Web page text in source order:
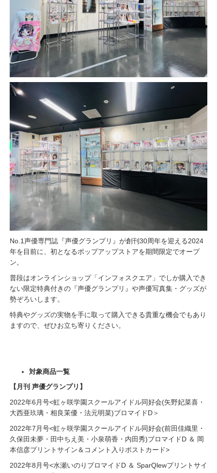
No.1声優専⾨誌『声優グランプリ』が創刊30周年を迎える2024
年を⽬前に、初となるポップアップストアを期間限定でオープ
ン。
普段はオンラインショップ「インフォスクエア」でしか購⼊でき
ない限定特典付きの『声優グランプリ』や声優写真集・グッズが
勢ぞろいします。
特典やグッズの実物を⼿に取って購⼊できる貴重な機会でもあり
ますので、ぜひお⽴ち寄りください。
対象商品一覧
【月刊 声優グランプリ】
2022年6月号<虹ヶ咲学園スクールアイドル同好会(矢野妃菜喜・
大西亜玖璃・相良茉優・法元明菜)ブロマイドD＞
2022年7月号<虹ヶ咲学園スクールアイドル同好会(前田佳織里・
久保田未夢・田中ちえ美・小泉萌香・内田秀)ブロマイドD ＆ 岡
本信彦プリントサイン＆コメント入りポストカード>
2022年8月号<水瀬いのりブロマイドD ＆ SparQlewプリントサイ